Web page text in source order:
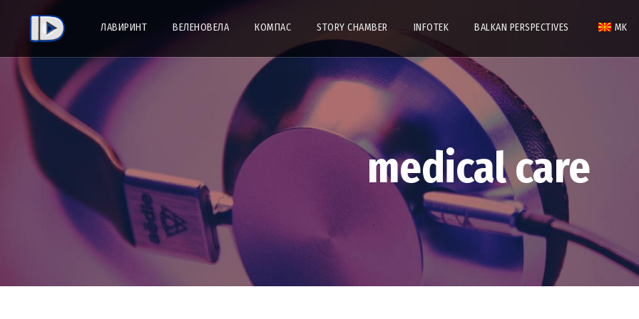
ЛАВИРИНТ ВЕЛЕНОВЕЛА КОМПАС STORY CHAMBER INFOTEK BALKAN PERSPECTIVES MK
medical care